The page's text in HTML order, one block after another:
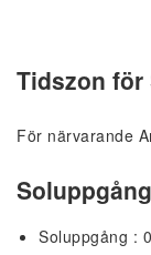
Tidszon för
För närvarande
Soluppgång :